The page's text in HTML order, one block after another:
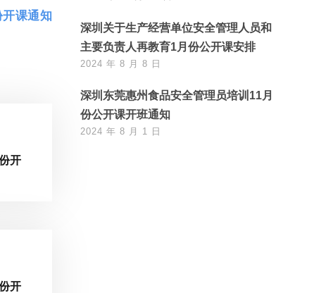
课通知
开
开
深圳关于生产经营单位安全管理人员和
主要负责人再教育1月份公开课安排
2024 年 8 月 8 日
深圳东莞惠州食品安全管理员培训11月
份公开课开班通知
2024 年 8 月 1 日